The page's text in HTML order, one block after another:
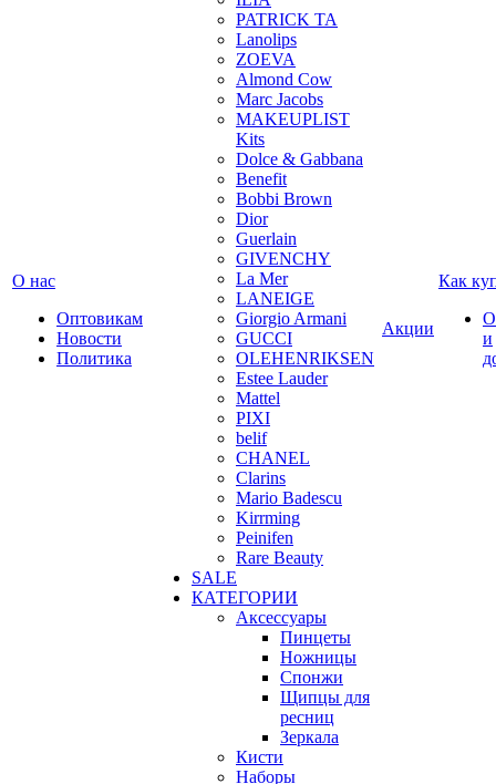
О нас
Оптовикам
Новости
Политика
PATRICK TA
Lanolips
ZOEVA
Almond Cow
Marc Jacobs
MAKEUPLIST
Kits
Dolce & Gabbana
Benefit
Bobbi Brown
Dior
Guerlain
GIVENCHY
La Mer
LANEIGE
Giorgio Armani
GUCCI
OLEHENRIKSEN
Estee Lauder
Mattel
PIXI
belif
CHANEL
Clarins
Mario Badescu
Kirrming
Peinifen
Rare Beauty
SALE
КАТЕГОРИИ
Аксессуары
Пинцеты
Ножницы
Спонжи
Щипцы для
ресниц
Зеркала
Кисти
Наборы
Акции
Как
и